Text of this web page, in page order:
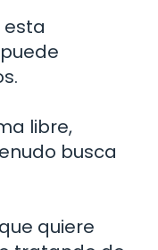
esta
libre,
busca
quiere